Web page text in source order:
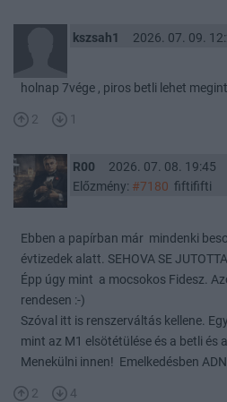
kszsah1 2026. 07. 09.
holnap 7vége , piros betli lehet
2 1
R00
2026. 07. 08. 19:45
Előzmény: #7180 fiftififti
Ebben a papírban már mindenki
évtizedek alatt. SEHOVA SE
Épp úgy mint a mocsokos Fidesz.
rendesen :-)
Szóval itt is renszerváltás kellene.
mint az M1 elsötétülése és a betli és
Menekülni innen! Emelkedésben
2 4